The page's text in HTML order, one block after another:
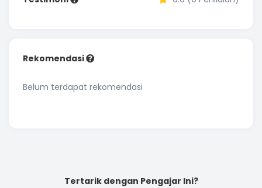
Rekomendasi
Belum terdapat rekomendasi
Tertarik dengan Pengajar Ini?